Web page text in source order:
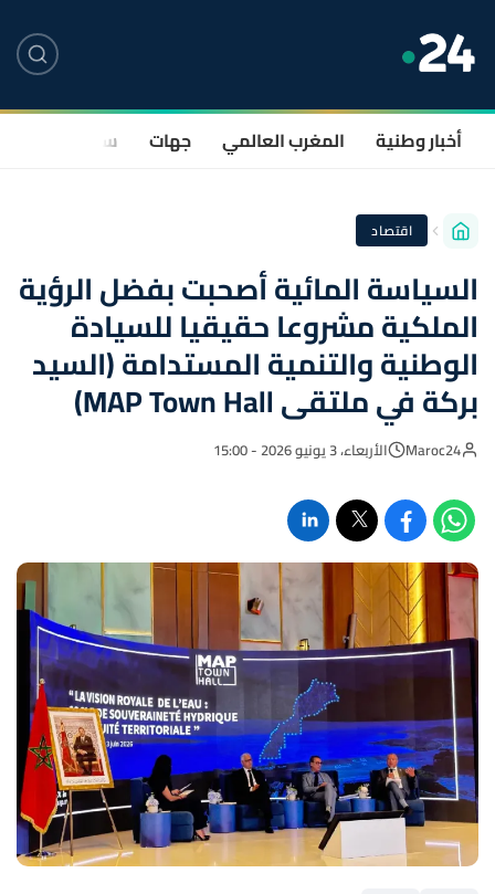
أخبار وطنية المغرب العالمي جهات سياسة
اقتصاد
السياسة المائية أصحبت بفضل الرؤية
الملكية مشروعا حقيقيا للسيادة
الوطنية والتنمية المستدامة (السيد
بركة في ملتقى MAP Town Hall)
Maroc24 الأربعاء، 3 يونيو 2026 - 15:00